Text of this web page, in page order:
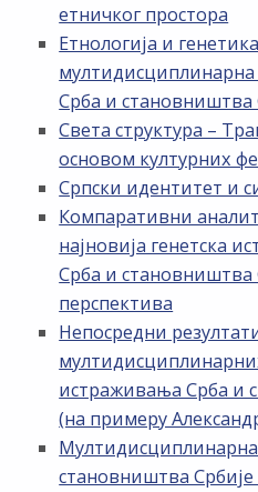
етничког простора
Етнологија и
Срба и становништва
Света структура –
основом културних
Српски идентитет и
Компаративни
најновија генетска
Срба и становништва
перспектива
Непосредни
истраживања Срба и
(на примеру
становништва